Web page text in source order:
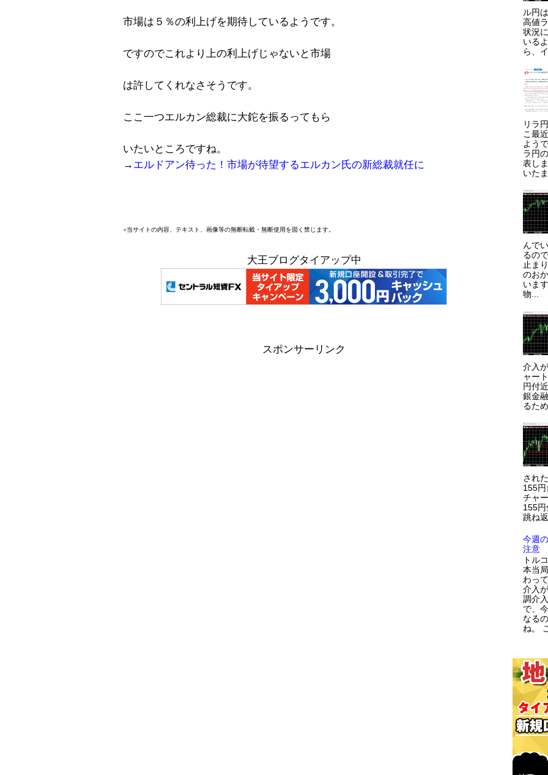
市場は５％の利上げを期待しているようです。
ですのでこれより上の利上げじゃないと市場
は許してくれなさそうです。
ここ一つエルカン総裁に大鉈を振るってもら
いたいところですね。
→ エルドアン待った！市場が待望するエルカン氏の新総裁就任に
※当サイトの内容、テキスト、画像等の無断転載・無断使用を固く禁じます。
大王ブログタイアップ中
スポンサーリンク
ル円
高値
状況
いる
ら、
リラ
こ最
よう
ラ円
表し
いた
んで
るの
止ま
のお
いま
物...
介入
ャー
円付
銀金
るた
され
155
チャ
155
跳ね
今週
注意
トル
本当
わっ
介入
調介
で、
なる
ね。